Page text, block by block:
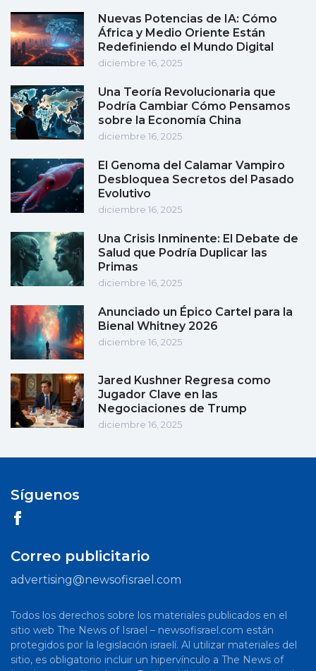
Nuevas Potencias de IA: Cómo
África y Medio Oriente Están
Redefiniendo el Mundo Digital
diciembre 16, 2025
Una Teoría Revolucionaria que
Podría Cambiar Cómo Pensamos
sobre la Economía China
diciembre 16, 2025
El Genoma del Calamar Vampiro
Desbloquea Secretos del Pasado
Evolutivo
diciembre 16, 2025
Una Crisis Inminente: El Debate de
Salud que Podría Duplicar las
Primas
diciembre 16, 2025
Anunciado un Épico Cartel para la
Bienal Whitney 2026
diciembre 16, 2025
Jared Kushner Regresa como
Jugador Clave en las
Negociaciones de Trump
diciembre 16, 2025
Síguenos
Correo publicitario
advertising@newsofisrael.com
Todos los derechos sobre los materiales publicados en el
sitio web The News of Israel – newsofisrael.com están
protegidos por la legislación israelí. Al utilizar materiales del
sitio, es obligatorio incluir un hipervínculo a The News of